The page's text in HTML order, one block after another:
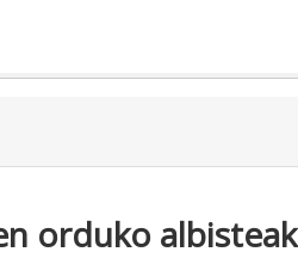
orduko albisteak